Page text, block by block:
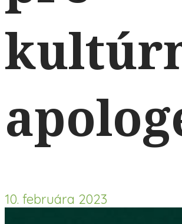
10. februára 2023